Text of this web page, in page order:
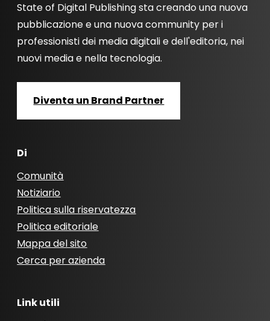
State of Digital Publishing sta creando una nuova
pubblicazione e una nuova community per i
professionisti dei media digitali e dell'editoria, nei
nuovi media e nella tecnologia.
Diventa un Brand Partner
Di
Comunità
Notiziario
Politica sulla riservatezza
Politica editoriale
Mappa del sito
Cerca per azienda
Link utili